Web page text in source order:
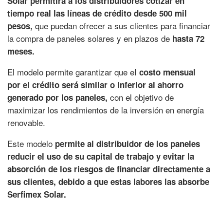
tiempo real las líneas de crédito desde 500 mil
pesos, que puedan ofrecer a sus clientes para financiar
la compra de paneles solares y en plazos de hasta 72
meses.
El modelo permite garantizar que el costo mensual
por el crédito será similar o inferior al ahorro
generado por los paneles, con el objetivo de
maximizar los rendimientos de la inversión en energía
renovable.
Este modelo permite al distribuidor de los paneles
reducir el uso de su capital de trabajo y evitar la
absorción de los riesgos de financiar directamente a
sus clientes, debido a que estas labores las absorbe
Serfimex Solar.